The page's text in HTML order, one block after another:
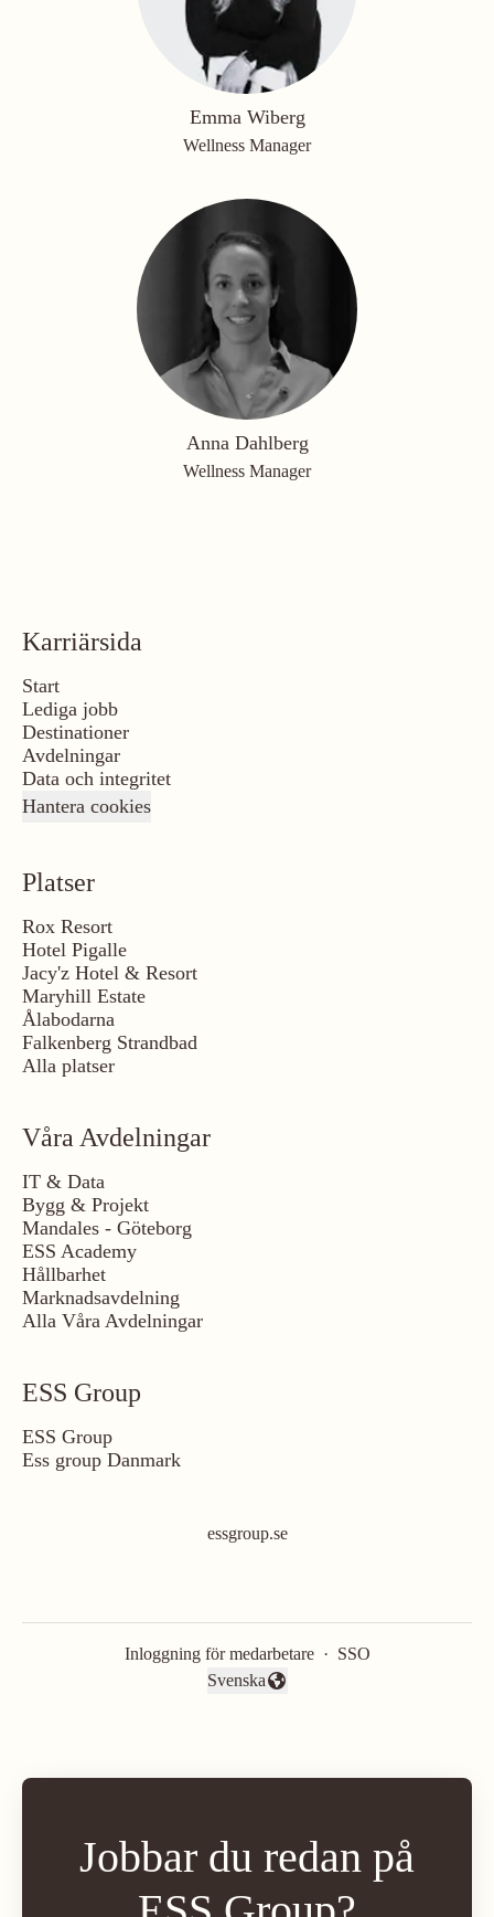
Emma Wiberg
Wellness Manager
Anna Dahlberg
Wellness Manager
Karriärsida
Start
Lediga jobb
Destinationer
Avdelningar
Data och integritet
Hantera cookies
Platser
Rox Resort
Hotel Pigalle
Jacy'z Hotel & Resort
Maryhill Estate
Ålabodarna
Falkenberg Strandbad
Alla platser
Våra Avdelningar
IT & Data
Bygg & Projekt
Mandales - Göteborg
ESS Academy
Hållbarhet
Marknadsavdelning
Alla Våra Avdelningar
ESS Group
ESS Group
Ess group Danmark
essgroup.se
Inloggning för medarbetare · SSO
Byt språk
Svenska
Jobbar du redan på